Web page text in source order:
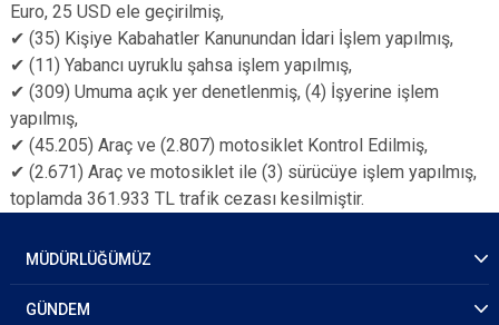
Euro, 25 USD ele geçirilmiş,
✔ (35) Kişiye Kabahatler Kanunundan İdari İşlem yapılmış,
✔ (11) Yabancı uyruklu şahsa işlem yapılmış,
✔ (309) Umuma açık yer denetlenmiş, (4) İşyerine işlem
yapılmış,
✔ (45.205) Araç ve (2.807) motosiklet Kontrol Edilmiş,
✔ (2.671) Araç ve motosiklet ile (3) sürücüye işlem yapılmış,
toplamda 361.933 TL trafik cezası kesilmiştir.
MÜDÜRLÜĞÜMÜZ
GÜNDEM